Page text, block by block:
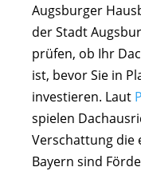
Augsburger
der Stadt
prüfen, ob Ihr
ist, bevor Sie in
investieren. Laut
spielen
Verschattung die
Bayern sind